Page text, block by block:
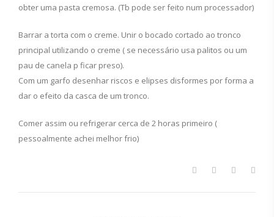
obter uma pasta cremosa. (Tb pode ser feito num processador)
Barrar a torta com o creme. Unir o bocado cortado ao tronco
principal utilizando o creme ( se necessário usa palitos ou um
pau de canela p ficar preso).
Com um garfo desenhar riscos e elipses disformes por forma a
dar o efeito da casca de um tronco.
Comer assim ou refrigerar cerca de 2 horas primeiro (
pessoalmente achei melhor frio)